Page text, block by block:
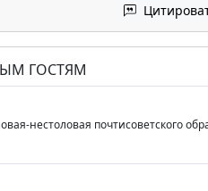
ГОСТЯМ
нестоловая почтисоветского